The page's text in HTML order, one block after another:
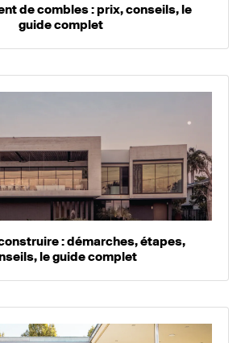
de combles : prix, conseils, le
guide complet
: démarches, étapes,
le guide complet